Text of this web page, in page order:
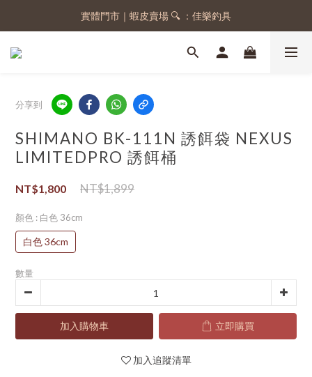
註冊會員，送 50 元購物金
實體門市｜蝦皮賣場 🔍 ：佳樂釣具
分享到
SHIMANO BK-111N 誘餌袋 NEXUS
LIMITEDPRO 誘餌桶
NT$1,800 NT$1,899
顏色 : 白色 36cm
白色 36cm
數量
加入購物車 立即購買
加入追蹤清單